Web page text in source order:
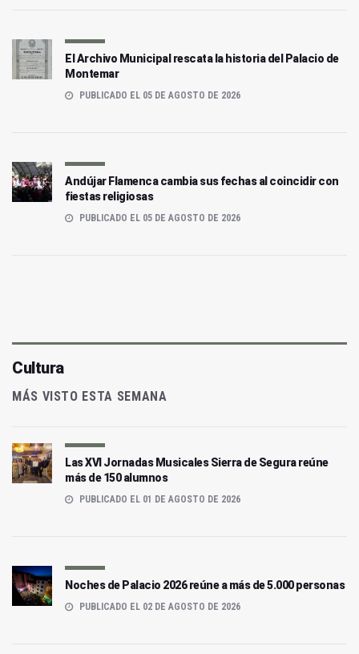
El Archivo Municipal rescata la historia del Palacio de
Montemar
PUBLICADO EL 05 DE AGOSTO DE 2026
Andújar Flamenca cambia sus fechas al coincidir con
fiestas religiosas
PUBLICADO EL 05 DE AGOSTO DE 2026
Cultura
MÁS VISTO ESTA SEMANA
Las XVI Jornadas Musicales Sierra de Segura reúne
más de 150 alumnos
PUBLICADO EL 01 DE AGOSTO DE 2026
Noches de Palacio 2026 reúne a más de 5.000 personas
PUBLICADO EL 02 DE AGOSTO DE 2026